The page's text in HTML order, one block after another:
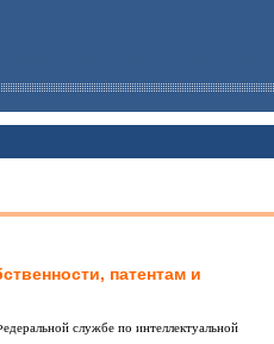
патентам и
службе по интеллектуальной